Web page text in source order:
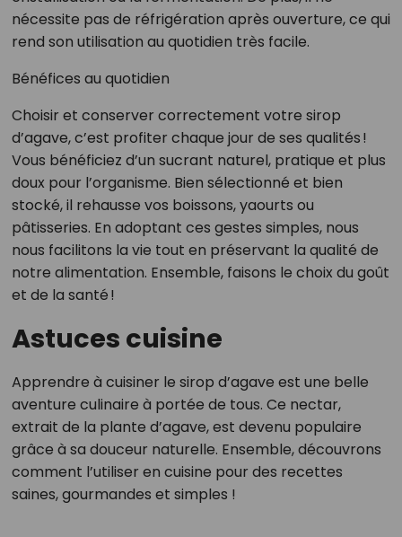
nécessite pas de réfrigération après ouverture, ce qui
rend son utilisation au quotidien très facile.
Bénéfices au quotidien
Choisir et conserver correctement votre sirop
d’agave, c’est profiter chaque jour de ses qualités !
Vous bénéficiez d’un sucrant naturel, pratique et plus
doux pour l’organisme. Bien sélectionné et bien
stocké, il rehausse vos boissons, yaourts ou
pâtisseries. En adoptant ces gestes simples, nous
nous facilitons la vie tout en préservant la qualité de
notre alimentation. Ensemble, faisons le choix du goût
et de la santé !
Astuces cuisine
Apprendre à cuisiner le sirop d’agave est une belle
aventure culinaire à portée de tous. Ce nectar,
extrait de la plante d’agave, est devenu populaire
grâce à sa douceur naturelle. Ensemble, découvrons
comment l’utiliser en cuisine pour des recettes
saines, gourmandes et simples !